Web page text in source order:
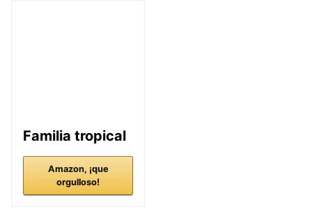
Familia tropical
Amazon, ¡que
orgulloso!